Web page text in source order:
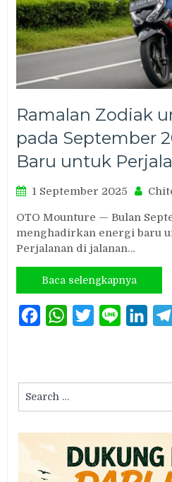
Ramalan Zodiak
pada September
Baru untuk
1 September 2025
OTO Mounture — Bulan
menghadirkan energi baru
Perjalanan di jalanan…
Baca selengkapnya
FacebookWhatsAppTwitterLine
for: